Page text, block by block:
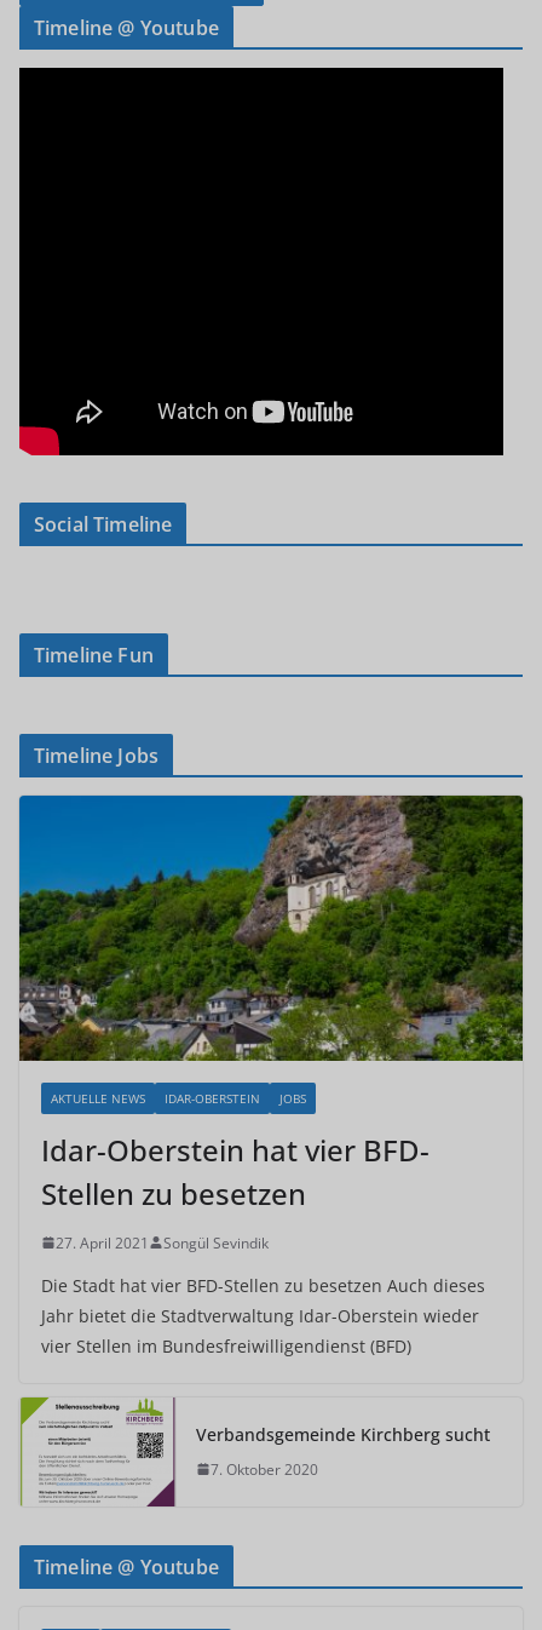
Timeline @ Youtube
Social Timeline
Timeline Fun
Timeline Jobs
AKTUELLE NEWS IDAR-OBERSTEIN JOBS
Idar-Oberstein hat vier BFD-
Stellen zu besetzen
27. April 2021 Songül Sevindik
Die Stadt hat vier BFD-Stellen zu besetzen Auch dieses
Jahr bietet die Stadtverwaltung Idar-Oberstein wieder
vier Stellen im Bundesfreiwilligendienst (BFD)
Verbandsgemeinde Kirchberg sucht
7. Oktober 2020
Timeline @ Youtube